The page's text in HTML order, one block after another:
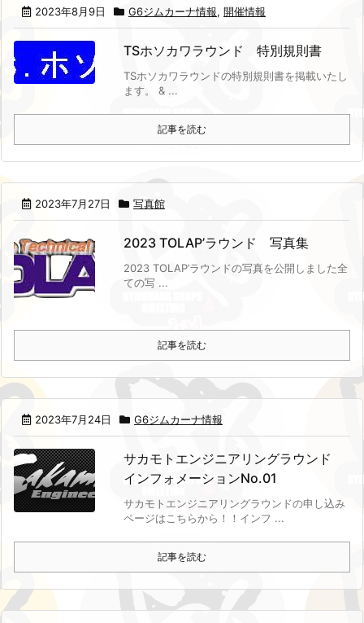
2023年8月9日 G6ジムカーナ情報, 開催情報
TSホソカワラウンド 特別規則書
TSホソカワラウンドの特別規則書を掲載いたし
ます。
& ...
記事を読む
2023年7月27日 写真館
2023 TOLAP’ラウンド 写真集
2023 TOLAP’ラウンドの写真を公開しました全
ての写 ...
記事を読む
2023年7月24日 G6ジムカーナ情報
サカモトエンジニアリングラウンド
インフォメーションNo.01
サカモトエンジニアリングラウンドの申し込み
ページはこちらから！！ インフ ...
記事を読む